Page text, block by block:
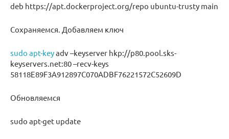
deb https://apt.dockerproject.org/repo ubuntu-trusty main
Сохраняемся. Добавляем ключ
sudo apt-keyadv –keyserver hkp://p80.pool.sks-
keyservers.net:80 –recv-keys
58118E89F3A912897C070ADBF76221572C52609D
Обновляемся
sudo apt-get update